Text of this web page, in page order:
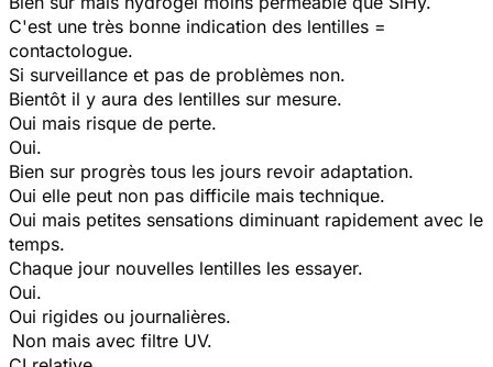
C'est une très bonne indication des lentilles =
contactologue.
Si surveillance et pas de problèmes non.
Bientôt il y aura des lentilles sur mesure.
Oui mais risque de perte.
Oui.
Bien sur progrès tous les jours revoir adaptation.
Oui elle peut non pas difficile mais technique.
Oui mais petites sensations diminuant rapidement avec le
temps.
Chaque jour nouvelles lentilles les essayer.
Oui.
Oui rigides ou journalières.
Non mais avec filtre UV.